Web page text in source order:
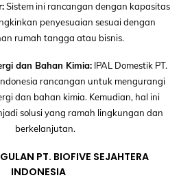
Sistem ini rancangan dengan kapasitas
penyesuaian sesuai dengan
rumah tangga atau bisnis.
dan Bahan Kimia: IPAL Domestik PT.
rancangan untuk mengurangi
dan bahan kimia. Kemudian, hal ini
solusi yang ramah lingkungan dan
berkelanjutan.
PT. BIOFIVE SEJAHTERA
INDONESIA